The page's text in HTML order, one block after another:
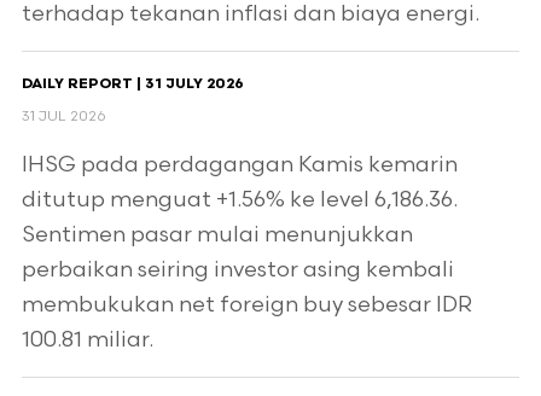
terhadap tekanan inflasi dan biaya energi.
DAILY REPORT | 31 JULY 2026
31 JUL 2026
IHSG pada perdagangan Kamis kemarin
ditutup menguat +1.56% ke level 6,186.36.
Sentimen pasar mulai menunjukkan
perbaikan seiring investor asing kembali
membukukan net foreign buy sebesar IDR
100.81 miliar.